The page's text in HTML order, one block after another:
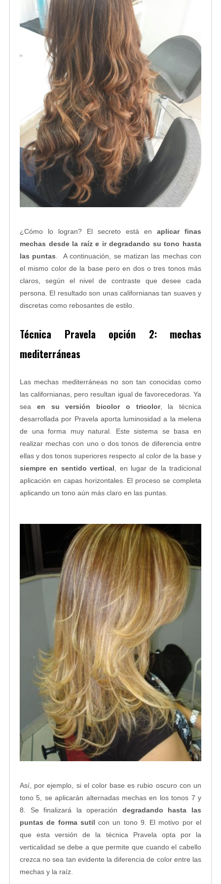
¿Cómo lo logran? El secreto está en aplicar finas
mechas desde la raíz e ir degradando su tono hasta
las puntas . A continuación, se matizan las mechas con
el mismo color de la base pero en dos o tres tonos más
claros, según el nivel de contraste que desee cada
persona. El resultado son unas californianas tan suaves y
discretas como rebosantes de estilo.
Técnica Pravela opción 2: mechas
mediterráneas
Las mechas mediterráneas no son tan conocidas como
las californianas, pero resultan igual de favorecedoras. Ya
sea en su versión bicolor o tricolor, la técnica
desarrollada por Pravela aporta luminosidad a la melena
de una forma muy natural. Este sistema se basa en
realizar mechas con uno o dos tonos de diferencia entre
ellas y dos tonos superiores respecto al color de la base y
siempre en sentido vertical , en lugar de la tradicional
aplicación en capas horizontales. El proceso se completa
aplicando un tono aún más claro en las puntas.
Así, por ejemplo, si el color base es rubio oscuro con un
tono 5, se aplicarán alternadas mechas en los tonos 7 y
8. Se finalizará la operación degradando hasta las
puntas de forma sutil con un tono 9. El motivo por el
que esta versión de la técnica Pravela opta por la
verticalidad se debe a que permite que cuando el cabello
crezca no sea tan evidente la diferencia de color entre las
mechas y la raíz.